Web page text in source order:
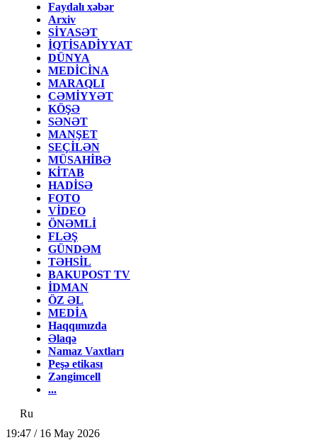
Faydalı xəbər
Arxiv
SİYASƏT
İQTİSADİYYAT
DÜNYA
MEDİCİNA
MARAQLI
CƏMİYYƏT
KÖŞƏ
SƏNƏT
MANŞET
SEÇİLƏN
MÜSAHİBƏ
KİTAB
HADİSƏ
FOTO
VİDEO
ÖNƏMLİ
FLƏŞ
GÜNDƏM
TƏHSİL
BAKUPOST TV
İDMAN
ÖZ ƏL
MEDİA
Haqqımızda
Əlaqə
Namaz Vaxtları
Peşə etikası
Zəngimcell
...
Ru
19:47 / 16 May 2026